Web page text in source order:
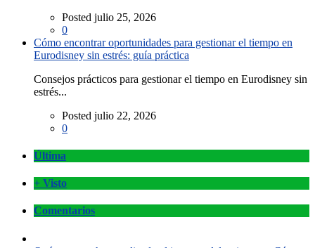
Posted julio 25, 2026
0
Cómo encontrar oportunidades para gestionar el tiempo en
Eurodisney sin estrés: guía práctica
Consejos prácticos para gestionar el tiempo en Eurodisney sin
estrés...
Posted julio 22, 2026
0
Última
+ Visto
Comentarios